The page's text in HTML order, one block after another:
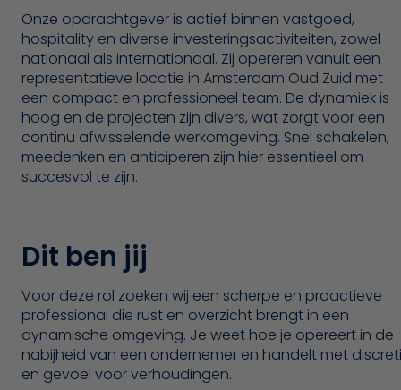
Onze opdrachtgever is actief binnen vastgoed,
hospitality en diverse investeringsactiviteiten, zowel
nationaal als internationaal. Zij opereren vanuit een
representatieve locatie in Amsterdam Oud Zuid met
een compact en professioneel team. De dynamiek is
hoog en de projecten zijn divers, wat zorgt voor een
continu afwisselende werkomgeving. Snel schakelen,
meedenken en anticiperen zijn hier essentieel om
succesvol te zijn.
Dit ben jij
Voor deze rol zoeken wij een scherpe en proactieve
professional die rust en overzicht brengt in een
dynamische omgeving. Je weet hoe je opereert in de
nabijheid van een ondernemer en handelt met
en gevoel voor verhoudingen.